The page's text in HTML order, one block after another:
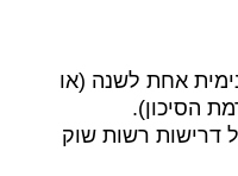
אחת לשנה (או
הסיכון).
דרישות רשות שוק